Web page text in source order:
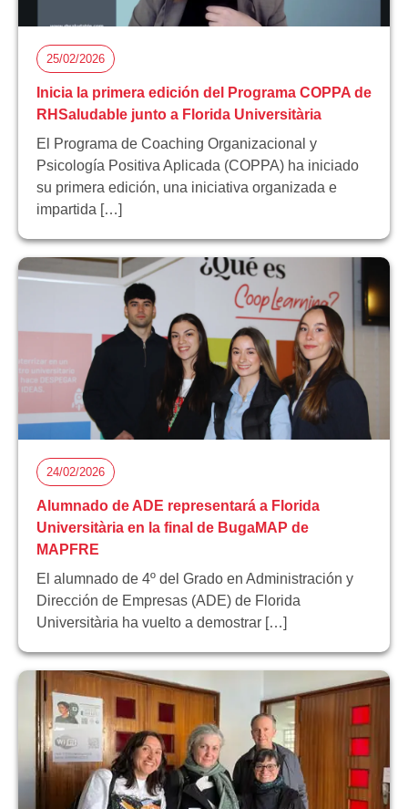
25/02/2026
Inicia la primera edición del Programa COPPA de
RHSaludable junto a Florida Universitària
El Programa de Coaching Organizacional y
Psicología Positiva Aplicada (COPPA) ha iniciado
su primera edición, una iniciativa organizada e
impartida […]
24/02/2026
Alumnado de ADE representará a Florida
Universitària en la final de BugaMAP de
MAPFRE
El alumnado de 4º del Grado en Administración y
Dirección de Empresas (ADE) de Florida
Universitària ha vuelto a demostrar […]